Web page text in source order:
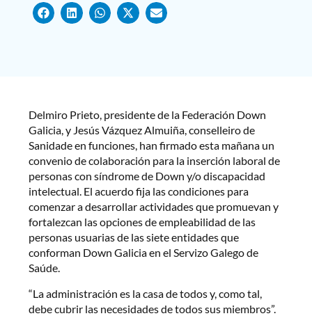
Delmiro Prieto, presidente de la Federación Down
Galicia, y Jesús Vázquez Almuiña, conselleiro de
Sanidade en funciones, han firmado esta mañana un
convenio de colaboración para la inserción laboral de
personas con síndrome de Down y/o discapacidad
intelectual. El acuerdo fija las condiciones para
comenzar a desarrollar actividades que promuevan y
fortalezcan las opciones de empleabilidad de las
personas usuarias de las siete entidades que
conforman Down Galicia en el Servizo Galego de
Saúde.
“La administración es la casa de todos y, como tal,
debe cubrir las necesidades de todos sus miembros”.